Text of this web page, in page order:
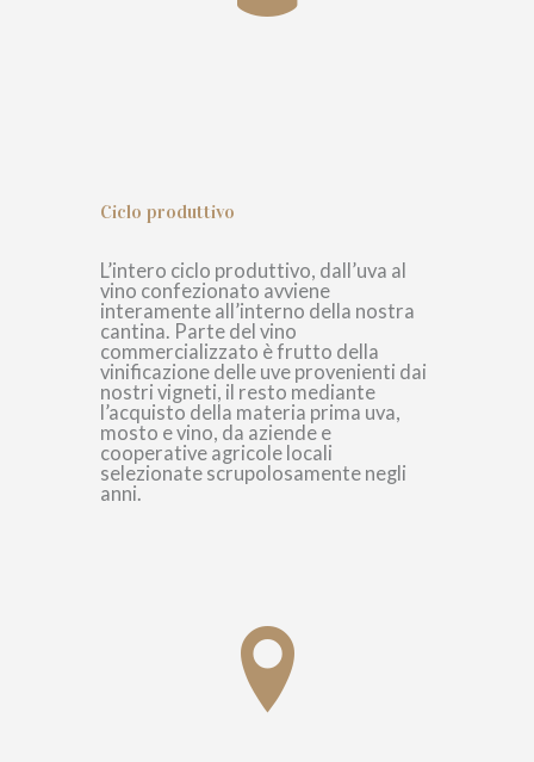
Ciclo produttivo
L’intero ciclo produttivo, dall’uva al
vino confezionato avviene
interamente all’interno della nostra
cantina. Parte del vino
commercializzato è frutto della
vinificazione delle uve provenienti dai
nostri vigneti, il resto mediante
l’acquisto della materia prima uva,
mosto e vino, da aziende e
cooperative agricole locali
selezionate scrupolosamente negli
anni.